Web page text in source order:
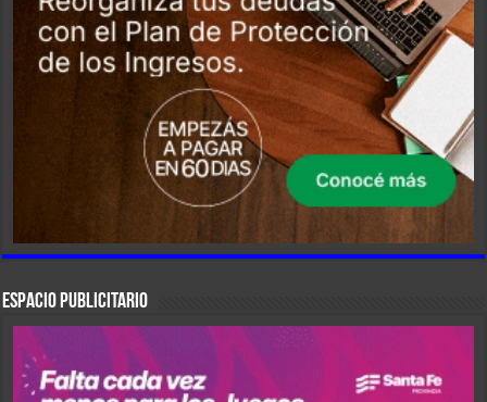
ESPACIO PUBLICITARIO